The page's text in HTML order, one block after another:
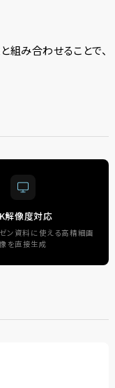
と組み合わせることで、
解像度対応
ン資料に使える高精細画
像を直接生成